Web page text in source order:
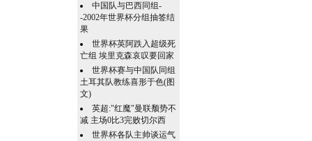
中国队与巴西同组-
-2002年世界杯分组抽签结
果
世界杯英阿跌入超级死
亡组 埃里克森哀叹要回家
世界杯赛与中国队同组
土耳其队教练喜形于色(图
文)
英超:"红魔"曼联颓势不
减 主场0比3完败切尔西
世界杯各队主帅谈运气